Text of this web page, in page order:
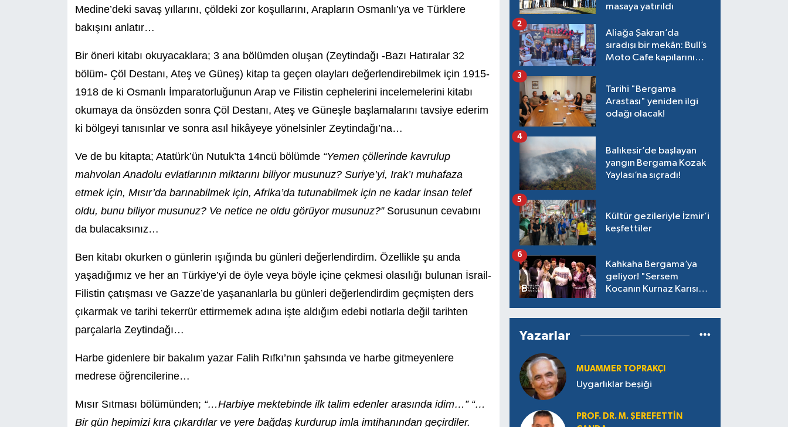
Medine’deki savaş yıllarını, çöldeki zor koşullarını, Arapların Osmanlı’ya ve Türklere
bakışını anlatır…
Bir öneri kitabı okuyacaklara; 3 ana bölümden oluşan (Zeytindağı -Bazı Hatıralar 32
bölüm- Çöl Destanı, Ateş ve Güneş) kitap ta geçen olayları değerlendirebilmek için 1915-
1918 de ki Osmanlı İmparatorluğunun Arap ve Filistin cephelerini incelemelerini kitabı
okumaya da önsözden sonra Çöl Destanı, Ateş ve Güneşle başlamalarını tavsiye ederim
ki bölgeyi tanısınlar ve sonra asıl hikâyeye yönelsinler Zeytindağı’na…
Ve de bu kitapta; Atatürk’ün Nutuk’ta 14ncü bölümde “Yemen çöllerinde kavrulup
mahvolan Anadolu evlatlarının miktarını biliyor musunuz? Suriye’yi, Irak’ı muhafaza
etmek için, Mısır’da barınabilmek için, Afrika’da tutunabilmek için ne kadar insan telef
oldu, bunu biliyor musunuz? Ve netice ne oldu görüyor musunuz?”Sorusunun cevabını
da bulacaksınız…
Ben kitabı okurken o günlerin ışığında bu günleri değerlendirdim. Özellikle şu anda
yaşadığımız ve her an Türkiye’yi de öyle veya böyle içine çekmesi olasılığı bulunan İsrail-
Filistin çatışması ve Gazze’de yaşananlarla bu günleri değerlendirdim geçmişten ders
çıkarmak ve tarihi tekerrür ettirmemek adına işte aldığım edebi notlarla değil tarihten
parçalarla Zeytindağı…
Harbe gidenlere bir bakalım yazar Falih Rıfkı’nın şahsında ve harbe gitmeyenlere
medrese öğrencilerine…
Mısır Sıtması bölümünden; “…Harbiye mektebinde ilk talim edenler arasında idim…” “…
Bir gün hepimizi kıra çıkardılar ve yere bağdaş kurdurup imla imtihanından geçirdiler.
masaya yatırıldı
Aliağa Şakran’da
sıradışı bir mekân: Bull’s
Moto Cafe kapılarını
2
Tarihi "Bergama
Arastası" yeniden ilgi
odağı olacak!
3
Balıkesir’de başlayan
yangın Bergama Kozak
Yaylası’na sıçradı!
4
Kültür gezileriyle İzmir’i
keşfettiler
5
Kahkaha Bergama’ya
geliyor! "Sersem
Kocanın Kurnaz Karısı"
6
Yazarlar
MUAMMER TOPRAKÇI
Uygarlıklar beşiği
PROF. DR. M. ŞEREFETTIN